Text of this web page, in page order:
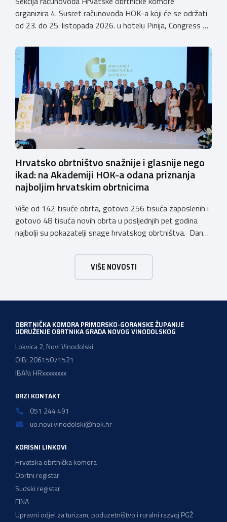
organizira 4. Susret računovođa HOK-a koji će se održati
od 23. do 25. listopada 2026. u hotelu Pinija, Congress &
otvoren u petak, 23. listopada 2026. u
poslijepodnevnim, uz uvodno predavanje i pozdrav
domaćina. Tijekom subote, 24. listopada, održavat će se
predavanja, interaktivne radionice te okrugli stolovi na
aktualne teme. […]
Hrvatsko obrtništvo snažnije i glasnije nego
ikad: na Akademiji HOK-a odana priznanja
najboljim hrvatskim obrtnicima
Više od 142 tisuće obrta, gotovo 256 tisuća zaposlenih i
gotovo 48 tisuća novih obrta u posljednjih pet godina
najbolji su pokazatelji snage hrvatskog obrtništva. Danas
obrtničke komore, povodom 32. Dana HOK-a na kojoj su
tradicionalno dodijeljena najviša priznanja obrtnicima koji
su svojim radom, znanjem i predanošću dali izniman
VIŠE NOVOSTI
OBRTNIČKA KOMORA PRIMORSKO-GORANSKE ŽUPANIJE
UDRUŽENJE OBRTNIKA GRADA NOVOG VINODOLSKOG
Lokvica 2, Novi Vinodolski
OIB: 20615071521
IBAN: HRxxxxxxxx
BRZI KONTAKT
051 244 491
uo.novi.vinodolski@hok.hr
KORISNI LINKOVI
Hrvatska obrtnička komora
Obrtni registar
Sudski registar
FINA
Upravni odjel za turizam, poduzetništvo i ruralni razvoj PGŽ